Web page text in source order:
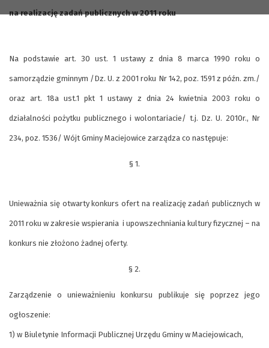
na realizację zadań publicznych w 2011 roku
Na podstawie art. 30 ust. 1 ustawy z dnia 8 marca 1990 roku o
samorządzie gminnym /Dz. U. z 2001 roku Nr 142, poz. 1591 z późn. zm./
oraz art. 18a ust.1 pkt 1 ustawy z dnia 24 kwietnia 2003 roku o
działalności pożytku publicznego i wolontariacie/ t.j. Dz. U. 2010r., Nr
234, poz. 1536/ Wójt Gminy Maciejowice zarządza co następuje:
§ 1.
Unieważnia się otwarty konkurs ofert na realizację zadań publicznych w
2011 roku w zakresie wspierania i upowszechniania kultury fizycznej – na
konkurs nie złożono żadnej oferty.
§ 2.
Zarządzenie o unieważnieniu konkursu publikuje się poprzez jego
ogłoszenie:
1) w Biuletynie Informacji Publicznej Urzędu Gminy w Maciejowicach,